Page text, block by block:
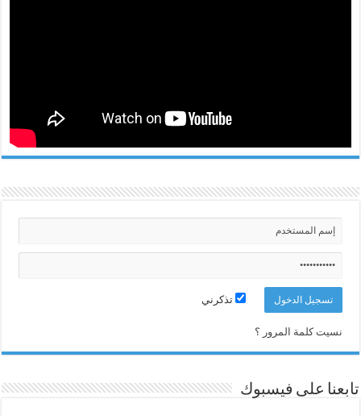
تذكرني
نسيت كلمة المرور ؟
تابعنا على فيسبوك